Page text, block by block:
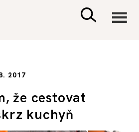
2017
že cestovat
kuchyň